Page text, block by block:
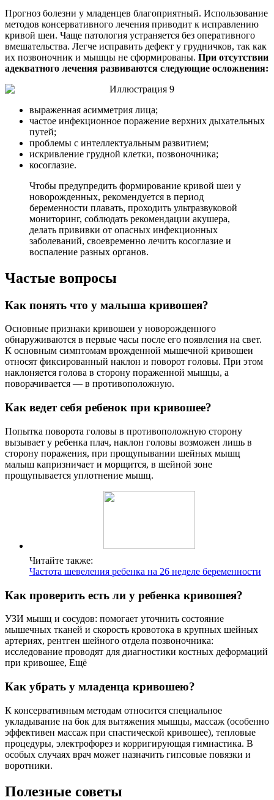
Прогноз болезни у младенцев благоприятный. Использование
методов консервативного лечения приводит к исправлению
кривой шеи. Чаще патология устраняется без оперативного
вмешательства. Легче исправить дефект у грудничков, так как
их позвоночник и мышцы не сформированы. При отсутствии
адекватного лечения развиваются следующие осложнения:
выраженная асимметрия лица;
частое инфекционное поражение верхних дыхательных
путей;
проблемы с интеллектуальным развитием;
искривление грудной клетки, позвоночника;
косоглазие.
Чтобы предупредить формирование кривой шеи у
новорожденных, рекомендуется в период
беременности плавать, проходить ультразвуковой
мониторинг, соблюдать рекомендации акушера,
делать прививки от опасных инфекционных
заболеваний, своевременно лечить косоглазие и
воспаление разных органов.
Частые вопросы
Как понять что у малыша кривошея?
Основные признаки кривошеи у новорожденного
обнаруживаются в первые часы после его появления на свет.
К основным симптомам врожденной мышечной кривошеи
относят фиксированный наклон и поворот головы. При этом
наклоняется голова в сторону пораженной мышцы, а
поворачивается — в противоположную.
Как ведет себя ребенок при кривошее?
Попытка поворота головы в противоположную сторону
вызывает у ребенка плач, наклон головы возможен лишь в
сторону поражения, при прощупывании шейных мышц
малыш капризничает и морщится, в шейной зоне
прощупывается уплотнение мышц.
Читайте также:
Частота шевеления ребенка на 26 неделе беременности
Как проверить есть ли у ребенка кривошея?
УЗИ мышц и сосудов: помогает уточнить состояние
мышечных тканей и скорость кровотока в крупных шейных
артериях, рентген шейного отдела позвоночника:
исследование проводят для диагностики костных деформаций
при кривошее, Ещё
Как убрать у младенца кривошею?
К консервативным методам относится специальное
укладывание на бок для вытяжения мышцы, массаж (особенно
эффективен массаж при спастической кривошее), тепловые
процедуры, электрофорез и корригирующая гимнастика. В
особых случаях врач может назначить гипсовые повязки и
воротники.
Полезные советы